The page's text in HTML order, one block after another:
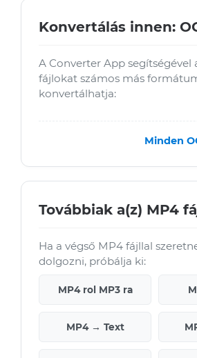
Konvertálás innen:
A Converter App segítségével
fájlokat számos más
konvertálhatja:
Minden
Továbbiak a(z) MP4
Ha a végső MP4 fájllal
dolgozni, próbálja ki:
MP4 rol MP3 ra
MP4 → Text